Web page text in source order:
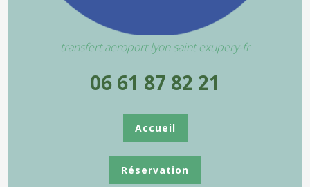
transfert aeroport lyon saint exupery-fr
06 61 87 82 21
Accueil
Réservation